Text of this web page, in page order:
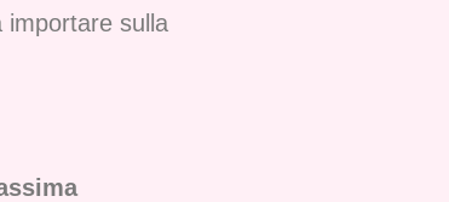
importare sulla